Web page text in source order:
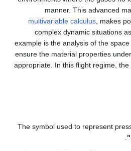
manner. This advanced
multivariable calculus, makes
complex dynamic situations
example is the analysis of the
ensure the material properties
appropriate. In this flight regime,
The symbol used to represent